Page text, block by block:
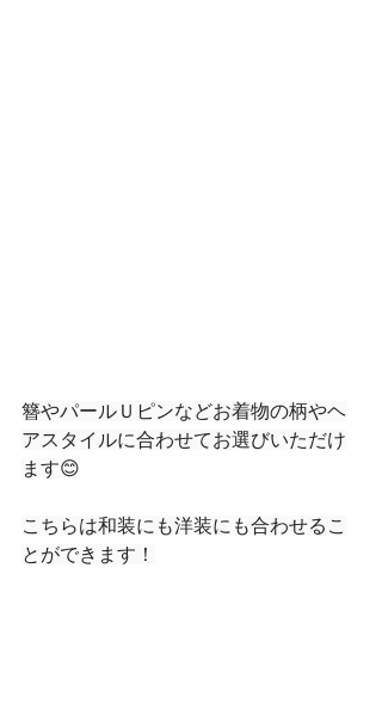
簪やパールＵピンなどお着物の柄やヘ
アスタイルに合わせてお選びいただけ
ます😊
こちらは和装にも洋装にも合わせるこ
とができます！